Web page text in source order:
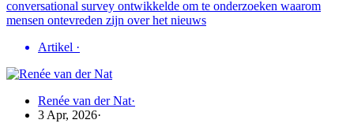
Artikel ·
Renée van der Nat·
3 Apr, 2026·